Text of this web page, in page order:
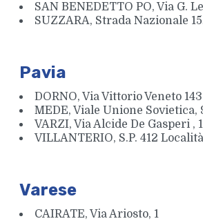
SAN BENEDETTO PO, Via G.
SUZZARA, Strada Nazionale
Pavia
DORNO, Via Vittorio Veneto 143
MEDE, Viale Unione Sovietica,
VARZI, Via Alcide De Gasperi ,
VILLANTERIO, S.P. 412
Varese
CAIRATE, Via Ariosto, 1